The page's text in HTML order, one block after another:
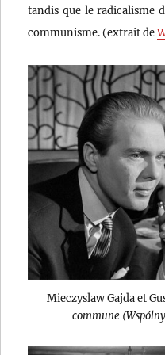
tandis que le radicalisme
communisme. (extrait de
Mieczyslaw Gajda et
commune